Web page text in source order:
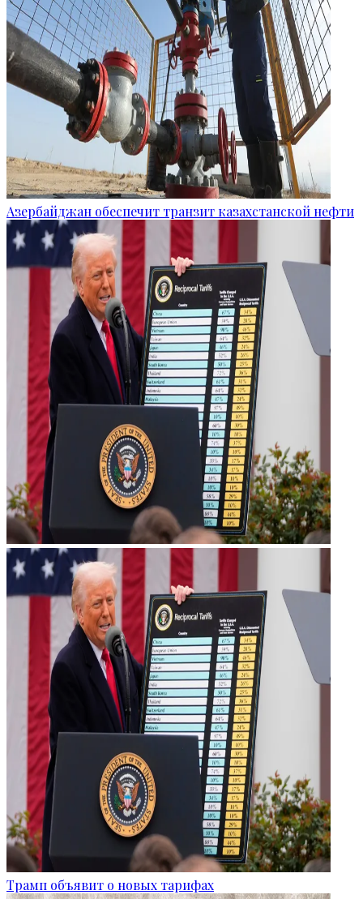
Азербайджан обеспечит транзит казахстанской нефти
Трамп объявит о новых тарифах